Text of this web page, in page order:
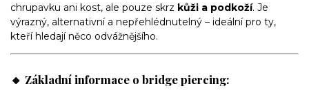
chrupavku ani kost, ale pouze skrz kůži a podkoží. Je
výrazný, alternativní a nepřehlédnutelný – ideální pro ty,
kteří hledají něco odvážnějšího.
🔸 Základní informace o bridge piercing: